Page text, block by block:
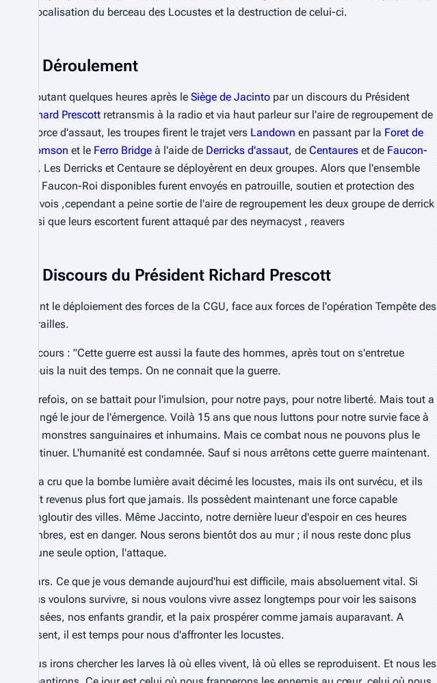
la localisation du berceau des Locustes et la destruction de celui-ci.
Déroulement
Debutant quelques heures après le Siège de Jacinto par un discours du Président
Richard Prescott retransmis à la radio et via haut parleur sur l'aire de regroupement de
la force d'assaut, les troupes firent le trajet vers Landown en passant par la Foret de
Stromson et le Ferro Bridge à l'aide de Derricks d'assaut, de Centaures et de Faucon-
. Les Derricks et Centaure se déployèrent en deux groupes. Alors que l'ensemble
des Faucon-Roi disponibles furent envoyés en patrouille, soutien et protection des
convois ,cependant a peine sortie de l'aire de regroupement les deux groupe de derrick
ainsi que leurs escortent furent attaqué par des neymacyst , reavers
Discours du Président Richard Prescott
Avant le déploiement des forces de la CGU, face aux forces de l'opération Tempête des
entrailles.
Discours : "Cette guerre est aussi la faute des hommes, après tout on s'entretue
depuis la nuit des temps. On ne connait que la guerre.
Autrefois, on se battait pour l'imulsion, pour notre pays, pour notre liberté. Mais tout a
changé le jour de l'émergence. Voilà 15 ans que nous luttons pour notre survie face à
des monstres sanguinaires et inhumains. Mais ce combat nous ne pouvons plus le
continuer. L'humanité est condamnée. Sauf si nous arrêtons cette guerre maintenant.
On a cru que la bombe lumière avait décimé les locustes, mais ils ont survécu, et ils
sont revenus plus fort que jamais. Ils possèdent maintenant une force capable
d'engloutir des villes. Même Jaccinto, notre dernière lueur d'espoir en ces heures
sombres, est en danger. Nous serons bientôt dos au mur ; il nous reste donc plus
qu'une seule option, l'attaque.
Gears. Ce que je vous demande aujourd'hui est difficile, mais absoluement vital. Si
nous voulons survivre, si nous voulons vivre assez longtemps pour voir les saisons
passées, nos enfants grandir, et la paix prospérer comme jamais auparavant. A
présent, il est temps pour nous d'affronter les locustes.
Nous irons chercher les larves là où elles vivent, là où elles se reproduisent. Et nous les